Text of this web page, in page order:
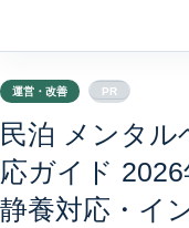
運営・改善 PR
民泊 メンタル
応ガイド
静養対応・イ